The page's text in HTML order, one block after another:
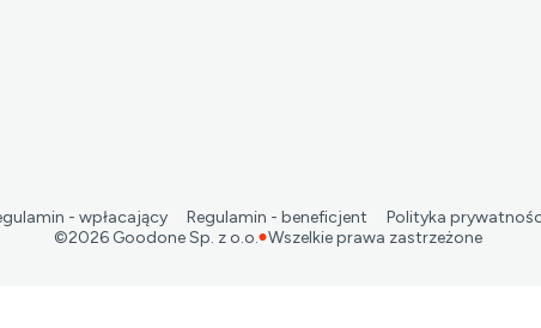
- wpłacający Regulamin - beneficjent Polityka
©2026 Goodone Sp. z o.o. Wszelkie prawa zastrzeżone